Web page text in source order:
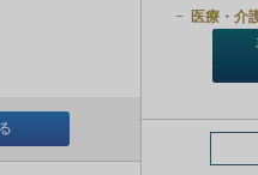
医療・介